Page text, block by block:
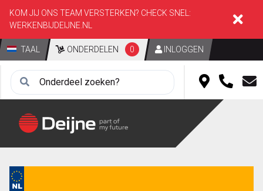
KOM JIJ ONS TEAM VERSTERKEN? CHECK SNEL:
WERKENBIJDEIJNE.NL
TAAL ONDERDELEN 0 INLOGGEN